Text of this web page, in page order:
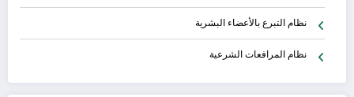
نظام التبرع بالأعضاء البشرية
نظام المرافعات الشرعية